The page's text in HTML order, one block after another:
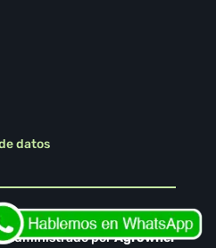
datos
reservados porTintas
Administrado porAgrowner